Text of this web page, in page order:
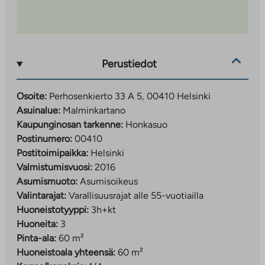
Perustiedot
Osoite: Perhosenkierto 33 A 5, 00410 Helsinki
Asuinalue: Malminkartano
Kaupunginosan tarkenne: Honkasuo
Postinumero: 00410
Postitoimipaikka: Helsinki
Valmistumisvuosi: 2016
Asumismuoto: Asumisoikeus
Valintarajat: Varallisuusrajat alle 55-vuotiailla
Huoneistotyyppi: 3h+kt
Huoneita: 3
Pinta-ala: 60 m²
Huoneistoala yhteensä: 60 m²